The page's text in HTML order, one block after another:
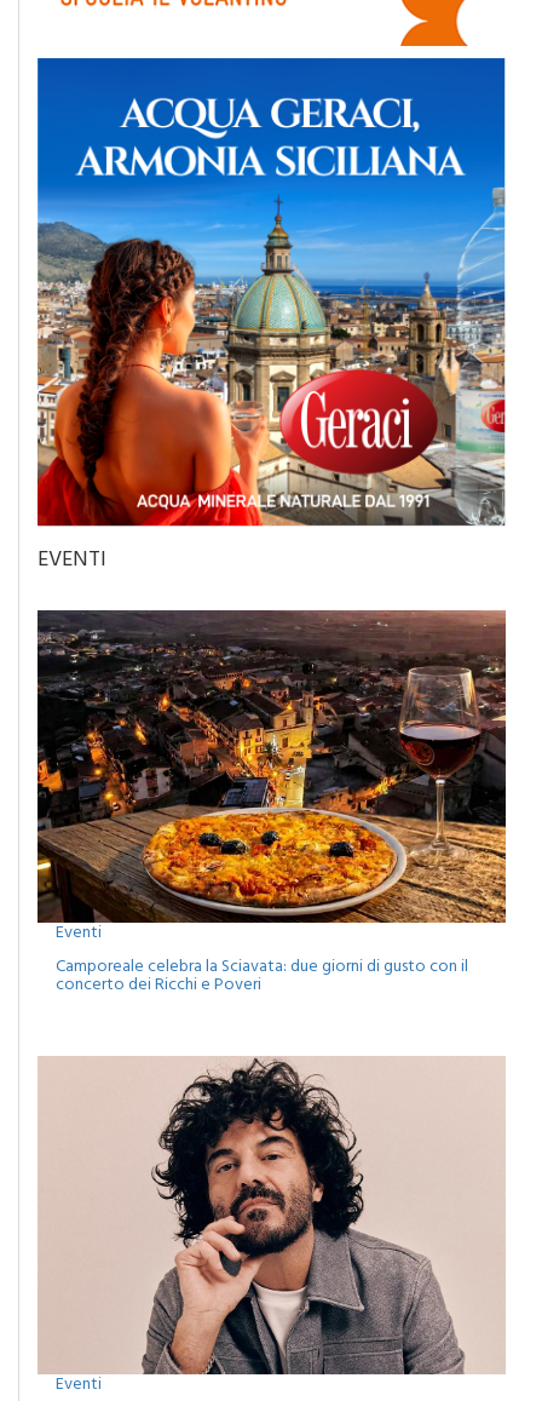
EVENTI
Eventi
Camporeale celebra la Sciavata: due giorni di gusto con il
concerto dei Ricchi e Poveri
Eventi